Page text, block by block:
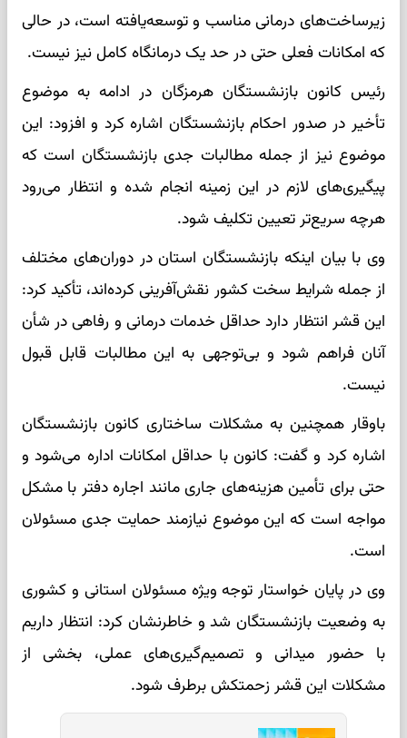
زیرساخت‌های درمانی مناسب و توسعه‌یافته است، در حالی
که امکانات فعلی حتی در حد یک درمانگاه کامل نیز نیست.
رئیس کانون بازنشستگان هرمزگان در ادامه به موضوع
تأخیر در صدور احکام بازنشستگان اشاره کرد و افزود: این
موضوع نیز از جمله مطالبات جدی بازنشستگان است که
پیگیری‌های لازم در این زمینه انجام شده و انتظار می‌رود
هرچه سریع‌تر تعیین تکلیف شود.
وی با بیان اینکه بازنشستگان استان در دوران‌های مختلف
از جمله شرایط سخت کشور نقش‌آفرینی کرده‌اند، تأکید کرد:
این قشر انتظار دارد حداقل خدمات درمانی و رفاهی در شأن
آنان فراهم شود و بی‌توجهی به این مطالبات قابل قبول
نیست.
باوقار همچنین به مشکلات ساختاری کانون بازنشستگان
اشاره کرد و گفت: کانون با حداقل امکانات اداره می‌شود و
حتی برای تأمین هزینه‌های جاری مانند اجاره دفتر با مشکل
مواجه است که این موضوع نیازمند حمایت جدی مسئولان
است.
وی در پایان خواستار توجه ویژه مسئولان استانی و کشوری
به وضعیت بازنشستگان شد و خاطرنشان کرد: انتظار داریم
با حضور میدانی و تصمیم‌گیری‌های عملی، بخشی از
مشکلات این قشر زحمتکش برطرف شود.